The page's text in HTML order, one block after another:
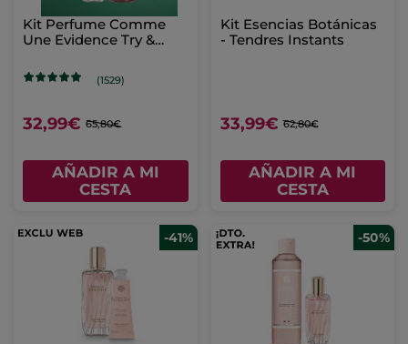
Kit Perfume Comme
Une Evidence Try &
(1529)
32,99€ 65,80€
AÑADIR A MI
CESTA
Kit Esencias Botánicas
- Tendres Instants
33,99€ 62,80€
AÑADIR A MI
CESTA
-41% -50%